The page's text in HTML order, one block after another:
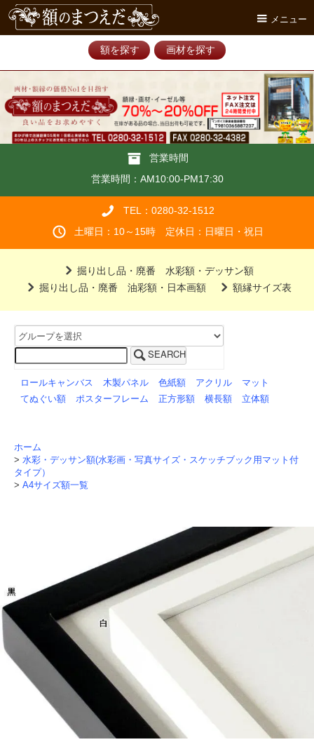
メニュー
額を探す 画材を探す
営業時間
営業時間：AM10:00-PM17:30
TEL：0280-32-1512
土曜日：10～15時 定休日：日曜日・祝日
掘り出し品・廃番 水彩額・デッサン額
掘り出し品・廃番 油彩額・日本画額
額縁サイズ表
SEARCH
ロールキャンバス 木製パネル 色紙額 アクリル
マット
てぬぐい額
ポスターフレーム 正方形額 横長額 立体額
ホーム
> 水彩・デッサン額(水彩画・写真サイズ・スケッチブック用マット付
タイプ）
> A4サイズ額一覧